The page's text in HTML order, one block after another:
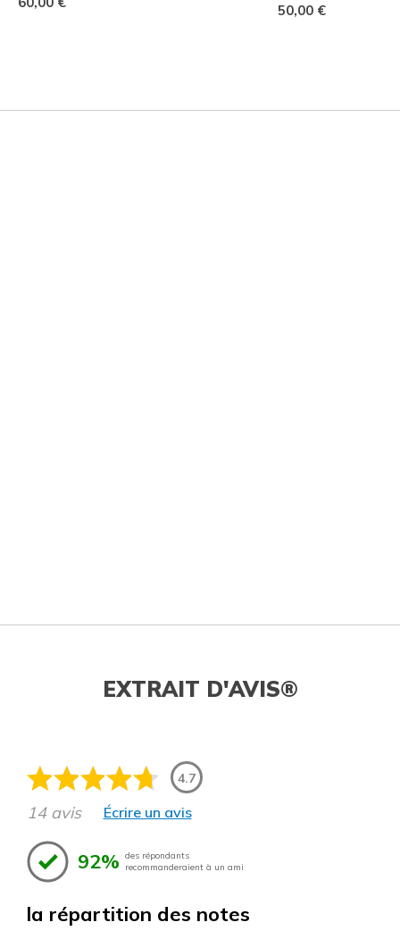
50,00 €
EXTRAIT D'AVIS®
4.7
14 avis Écrire un avis
92% des répondants
recommanderaient à un ami
la répartition des notes